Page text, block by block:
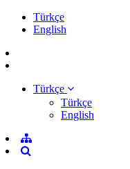
Türkçe
English
Türkçe
Türkçe
English